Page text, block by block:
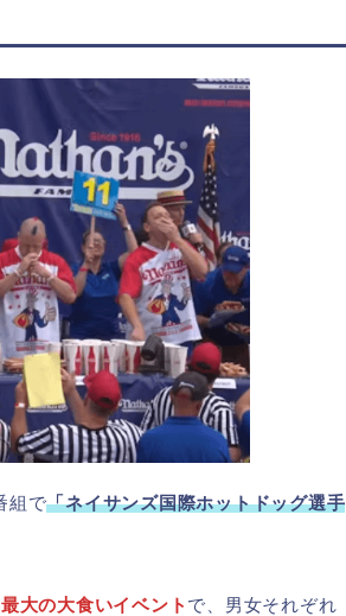
組で「ネイサンズ国際ホットドッグ選手
大の大食いイベント で、男女それぞれ